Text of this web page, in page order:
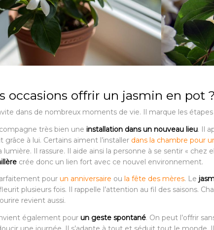
occasions offrir un jasmin en pot ?
dans de nombreux moments de vie. Il marque les
très bien une installation dans un nouveau lieu. Il
grâce à lui. Certains aiment l’installer dans la chambre pour
Il rassure. Il aide ainsi la personne à se sentir « chez
crée donc un lien fort avec ce nouvel environnement.
pour un anniversaire ou la fête des mères. Le
plusieurs fois. Il rappelle l’attention au fil des saisons.
revient aussi.
également pour un geste spontané. On peut l’offrir